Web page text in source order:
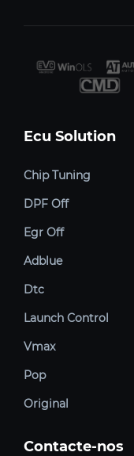
Ecu Solution
Chip Tuning
DPF Off
Egr Off
Adblue
Dtc
Launch Control
Vmax
Pop
Original
Contacte-nos